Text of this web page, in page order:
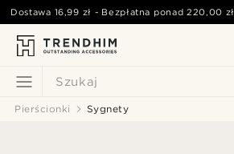
Szukaj
Dostawa 16,99 zł - Bezpłatna ponad220,00 zł
Pierścionki Sygnety